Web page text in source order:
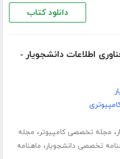
دانلود کتاب
اطلاعات دانشجویار -
، مجله تخصصی کامپیوتر، مجله
تخصصی دانشجویار، ماهنامه